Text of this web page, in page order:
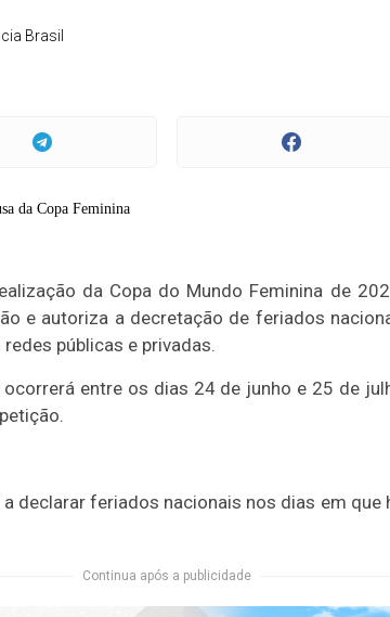
Brasil
da Copa do Mundo Feminina de
e autoriza a decretação de feriados
públicas e privadas.
entre os dias 24 de junho e 25 de
declarar feriados nacionais nos dias em que
Continua após a publicidade